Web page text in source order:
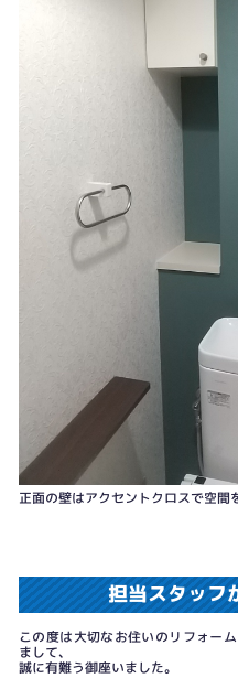
正面の壁はアクセントクロスで空間
担当スタッフ
この度は大切なお住いのリフォー
まして、
誠に有難う御座いました。